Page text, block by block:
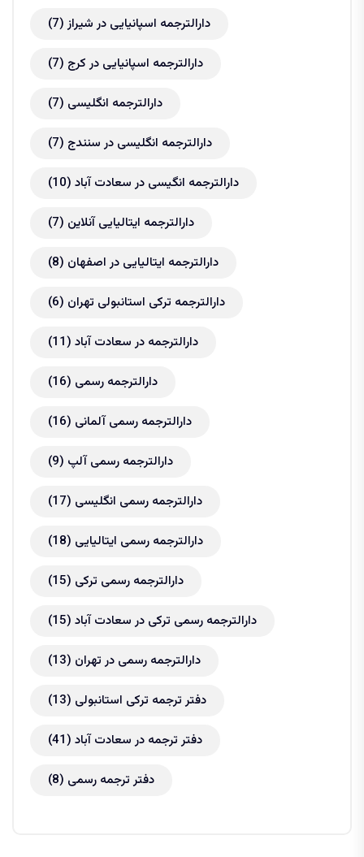
دارالترجمه اسپانیایی در شیراز(7)
دارالترجمه اسپانیایی در کرج (7)
دارالترجمه انگلیسی (7)
دارالترجمه انگلیسی در سنندج (7)
دارالترجمه انگیسی در سعادت آباد (10)
دارالترجمه ایتالیایی آنلاین (7)
دارالترجمه ایتالیایی در اصفهان (8)
دارالترجمه ترکی استانبولی تهران (6)
دارالترجمه در سعادت آباد (11)
دارالترجمه رسمی (16)
دارالترجمه رسمی آلمانی (16)
دارالترجمه رسمی آلپ (9)
دارالترجمه رسمی انگلیسی (17)
دارالترجمه رسمی ایتالیایی (18)
دارالترجمه رسمی ترکی (15)
دارالترجمه رسمی ترکی در سعادت آباد (15)
دارالترجمه رسمی در تهران (13)
دفتر ترجمه ترکی استانبولی (13)
دفتر ترجمه در سعادت آباد (41)
دفتر ترجمه رسمی (8)